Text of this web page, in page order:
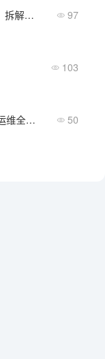
什么是制造业内网聊天软件？拆解功能边界与部署要点 97
103
内网IM哪个好用？从部署到运维全面评测 50